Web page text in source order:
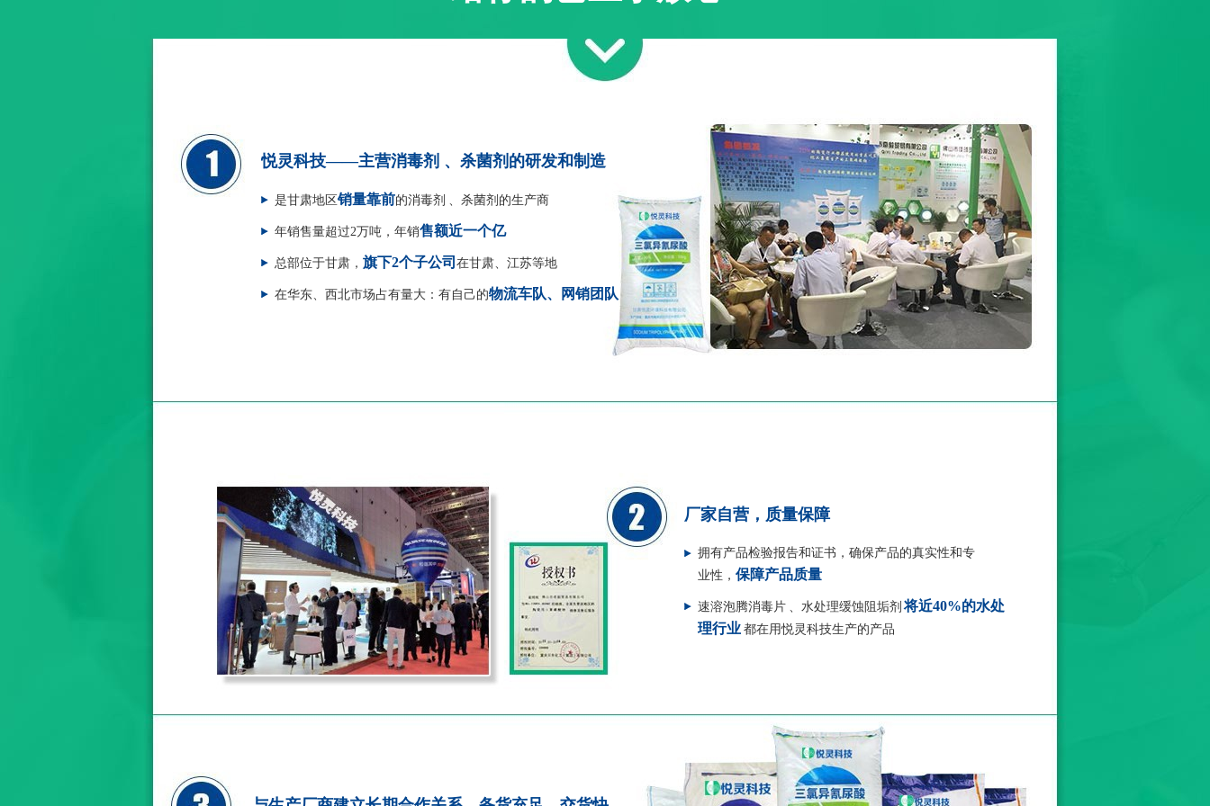
悦灵科技——主营消毒剂 、杀菌剂的研发和制造
是甘肃地区销量靠前的消毒剂 、杀菌剂的生产商
年销售量超过2万吨，年销售额近一个亿
总部位于甘肃， 旗下2个子公司 在甘肃、江苏等地
在华东、西北市场占有量大：有自己的物流车队、网销团队
厂家自营，质量保障
拥有产品检验报告和证书，确保产品的真实性和专
业性， 保障产品质量
速溶泡腾消毒片 、水处理缓蚀阻垢剂将近40%的水处
理行业 都在用悦灵科技生产的产品